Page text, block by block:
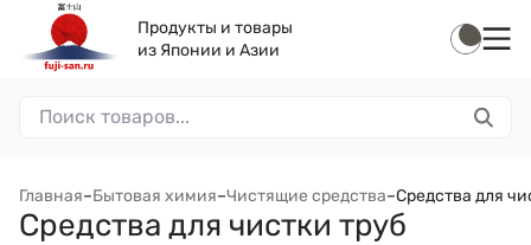
Продукты и товары
из Японии и Азии
Главная–Бытовая химия–Чистящие средства–Средства для
Средства для чистки труб